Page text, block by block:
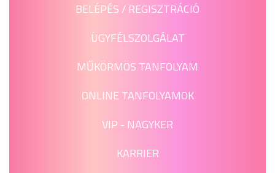
BELÉPÉS / REGISZTRÁCIÓ
ÜGYFÉLSZOLGÁLAT
MŰKÖRMÖS TANFOLYAM
ONLINE TANFOLYAMOK
VIP - NAGYKER
KARRIER